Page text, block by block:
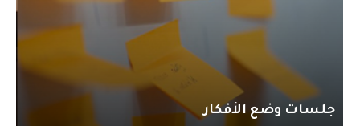
جلسات وضع الأفكار